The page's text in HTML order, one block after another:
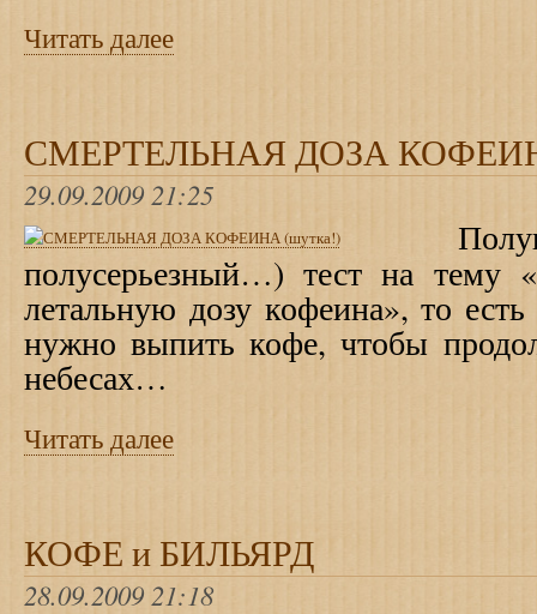
Читать далее
СМЕРТЕЛЬНАЯ ДОЗА
29.09.2009 21:25
полусерьезный…) тест на тему
летальную дозу кофеина», то
нужно выпить кофе, чтобы
небесах…
Читать далее
КОФЕ и БИЛЬЯРД
28.09.2009 21:18